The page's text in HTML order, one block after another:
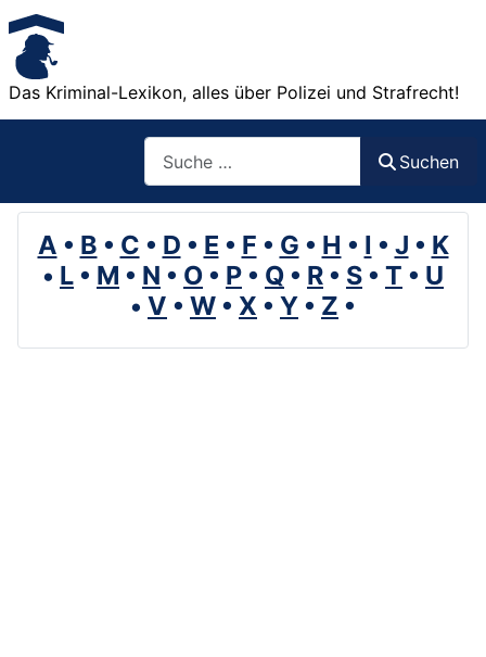
Das Kriminal-Lexikon, alles über Polizei und Strafrecht!
Suchen
A • B • C • D • E • F • G • H • I • J • K
• L • M • N • O • P • Q • R • S • T • U
• V • W • X • Y • Z •